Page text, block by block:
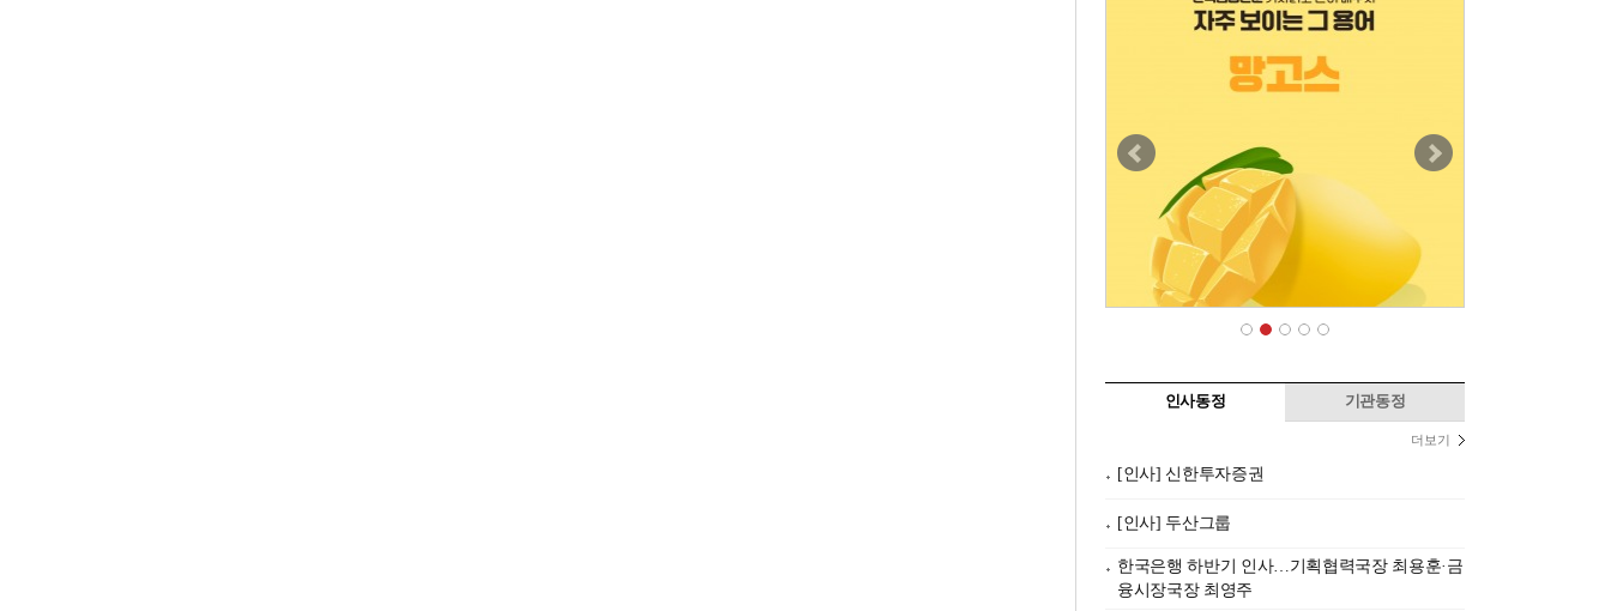
인사동정 기관동정
더보기
[인사] 신한투자증권
[인사] 두산그룹
한국은행 하반기 인사…기획협력국장 최용훈·금
융시장국장 최영주